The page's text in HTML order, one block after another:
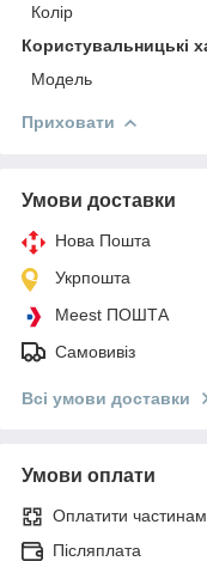
Колір
Користувальницькі
Мoдель
Приховати
Умови доставки
Нова Пошта
Укрпошта
Meest ПОШТА
Самовивіз
Всі умови доставки
Умови оплати
Оплатити
Післяплата